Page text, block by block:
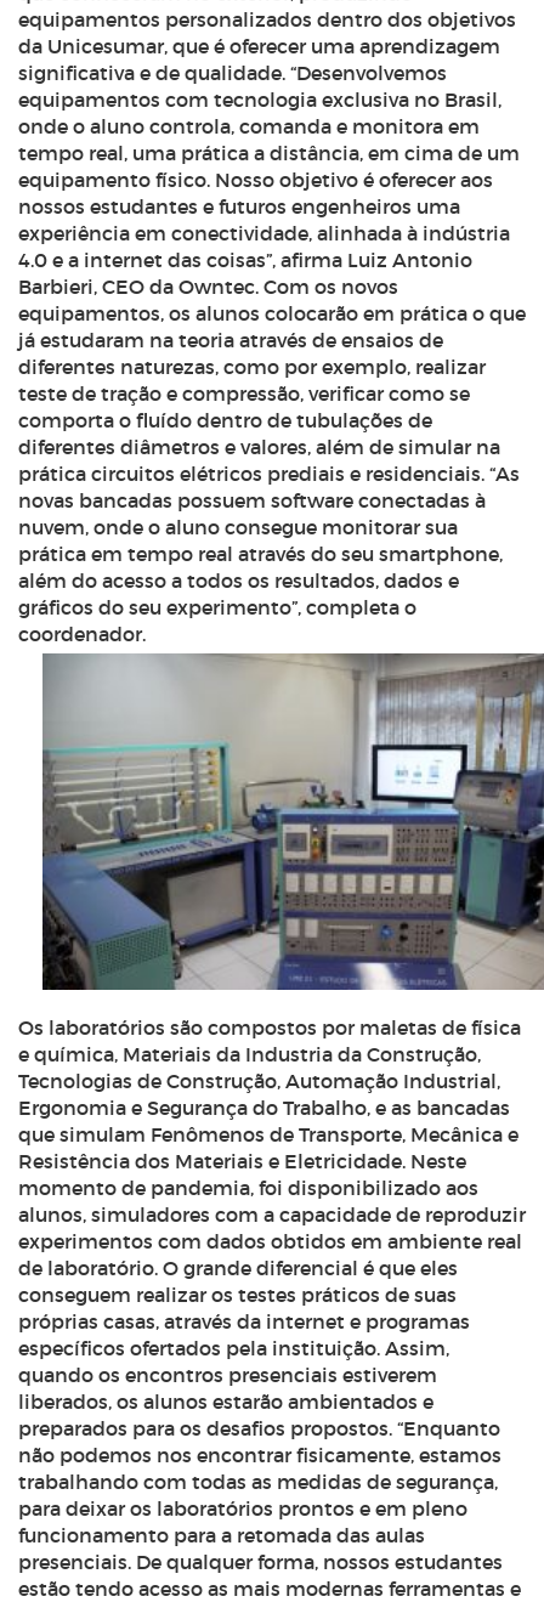
equipamentos personalizados dentro dos objetivos
da Unicesumar, que é oferecer uma aprendizagem
significativa e de qualidade. “Desenvolvemos
equipamentos com tecnologia exclusiva no Brasil,
onde o aluno controla, comanda e monitora em
tempo real, uma prática a distância, em cima de um
equipamento físico. Nosso objetivo é oferecer aos
nossos estudantes e futuros engenheiros uma
experiência em conectividade, alinhada à indústria
4.0 e a internet das coisas”, afirma Luiz Antonio
Barbieri, CEO da Owntec. Com os novos
equipamentos, os alunos colocarão em prática o que
já estudaram na teoria através de ensaios de
diferentes naturezas, como por exemplo, realizar
teste de tração e compressão, verificar como se
comporta o fluído dentro de tubulações de
diferentes diâmetros e valores, além de simular na
prática circuitos elétricos prediais e residenciais. “As
novas bancadas possuem software conectadas à
nuvem, onde o aluno consegue monitorar sua
prática em tempo real através do seu smartphone,
além do acesso a todos os resultados, dados e
gráficos do seu experimento”, completa o
coordenador.
Os laboratórios são compostos por maletas de física
e química, Materiais da Industria da Construção,
Tecnologias de Construção, Automação Industrial,
Ergonomia e Segurança do Trabalho, e as bancadas
que simulam Fenômenos de Transporte, Mecânica e
Resistência dos Materiais e Eletricidade. Neste
momento de pandemia, foi disponibilizado aos
alunos, simuladores com a capacidade de reproduzir
experimentos com dados obtidos em ambiente real
de laboratório. O grande diferencial é que eles
conseguem realizar os testes práticos de suas
próprias casas, através da internet e programas
específicos ofertados pela instituição. Assim,
quando os encontros presenciais estiverem
liberados, os alunos estarão ambientados e
preparados para os desafios propostos. “Enquanto
não podemos nos encontrar fisicamente, estamos
trabalhando com todas as medidas de segurança,
para deixar os laboratórios prontos e em pleno
funcionamento para a retomada das aulas
presenciais. De qualquer forma, nossos estudantes
estão tendo acesso as mais modernas ferramentas e